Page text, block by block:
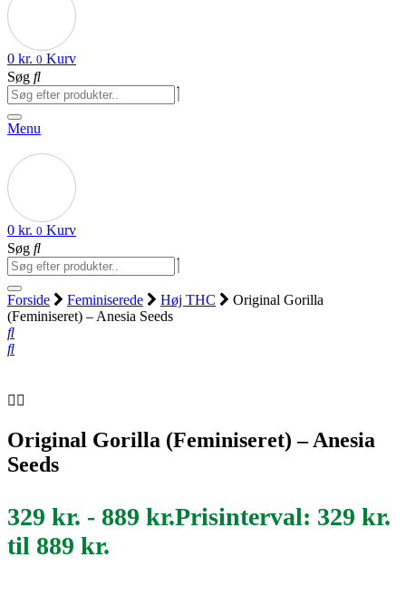
0 kr. 0 Kurv
Søg
Menu
0 kr. 0 Kurv
Søg
Forside Feminiserede Høj THC
Original Gorilla
(Feminiseret) – Anesia Seeds
Original Gorilla (Feminiseret) – Anesia
Seeds
329 kr. - 889 kr.Prisinterval: 329 kr.
til 889 kr.